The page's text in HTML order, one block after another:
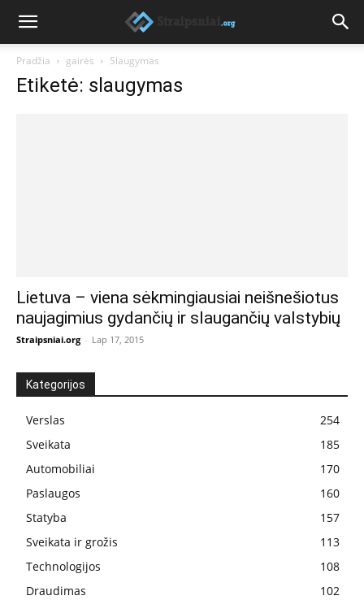
Pradžia gairės Slaugymas
Etiketė: slaugymas
Lietuva – viena sėkmingiausiai neišnešiotus
naujagimius gydančių ir slaugančių valstybių
Straipsniai.org - Lap 17, 2015
Kategorijos
Verslas
254
Sveikata
185
Automobiliai
170
Paslaugos
160
Statyba
157
Sveikata ir grožis
113
Technologijos
108
Draudimas
102